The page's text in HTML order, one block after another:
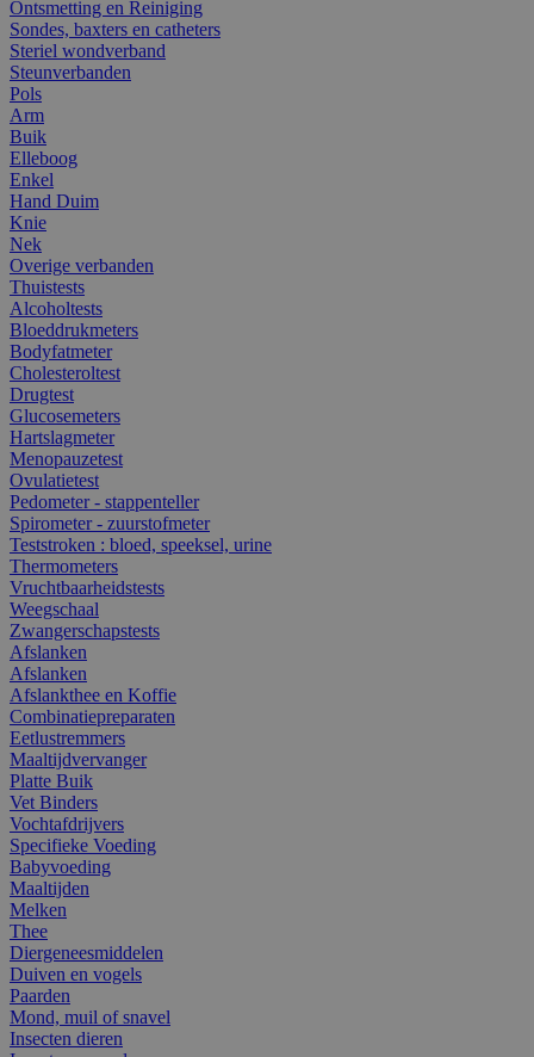
Ontsmetting en Reiniging
Sondes, baxters en catheters
Steriel wondverband
Steunverbanden
Pols
Arm
Buik
Elleboog
Enkel
Hand Duim
Knie
Nek
Overige verbanden
Thuistests
Alcoholtests
Bloeddrukmeters
Bodyfatmeter
Cholesteroltest
Drugtest
Glucosemeters
Hartslagmeter
Menopauzetest
Ovulatietest
Pedometer - stappenteller
Spirometer - zuurstofmeter
Teststroken : bloed, speeksel, urine
Thermometers
Vruchtbaarheidstests
Weegschaal
Zwangerschapstests
Afslanken
Afslanken
Afslankthee en Koffie
Combinatiepreparaten
Eetlustremmers
Maaltijdvervanger
Platte Buik
Vet Binders
Vochtafdrijvers
Specifieke Voeding
Babyvoeding
Maaltijden
Melken
Thee
Diergeneesmiddelen
Duiven en vogels
Paarden
Mond, muil of snavel
Insecten dieren